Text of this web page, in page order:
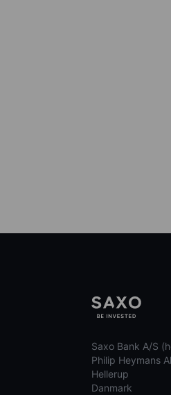
Saxo Bank A/S
Philip Heymans
Hellerup
Danmark